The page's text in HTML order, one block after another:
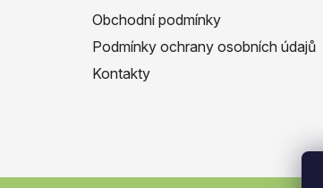
Obchodní podmínky
Podmínky ochrany osobních údajů
Kontakty